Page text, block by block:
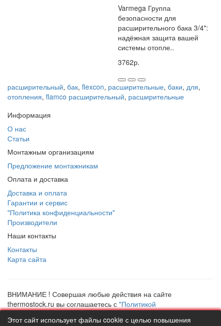
Varmega Группа
безопасности для
расширительного бака 3/4":
надёжная защита вашей
системы отопле..
3762р.
расширительный, бак, flexcon, расширительные, баки, для,
отопления, flamco расширительный, расширительные
Информация
О нас
Статьи
Монтажным организациям
Предложение монтажникам
Оплата и доставка
Доставка и оплата
Гарантии и сервис
"Политика конфиденциальности"
Производители
Наши контакты
Контакты
Карта сайта
ВНИМАНИЕ ! Совершая любые действия на сайте
thermostock.ru вы соглашаетесь с "Политикой
покинуть данный сайт. Цены и информация представлена на
Этот сайт использует файлы cookie с целью повышения